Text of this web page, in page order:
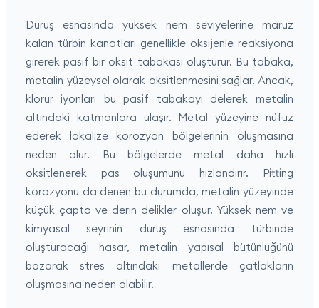
Duruş esnasında yüksek nem seviyelerine maruz
kalan türbin kanatları genellikle oksijenle reaksiyona
girerek pasif bir oksit tabakası oluşturur. Bu tabaka,
metalin yüzeysel olarak oksitlenmesini sağlar. Ancak,
klorür iyonları bu pasif tabakayı delerek metalin
altındaki katmanlara ulaşır. Metal yüzeyine nüfuz
ederek lokalize korozyon bölgelerinin oluşmasına
neden olur. Bu bölgelerde metal daha hızlı
oksitlenerek pas oluşumunu hızlandırır. Pitting
korozyonu da denen bu durumda, metalin yüzeyinde
küçük çapta ve derin delikler oluşur. Yüksek nem ve
kimyasal seyrinin duruş esnasında türbinde
oluşturacağı hasar, metalin yapısal bütünlüğünü
bozarak stres altındaki metallerde çatlakların
oluşmasına neden olabilir.